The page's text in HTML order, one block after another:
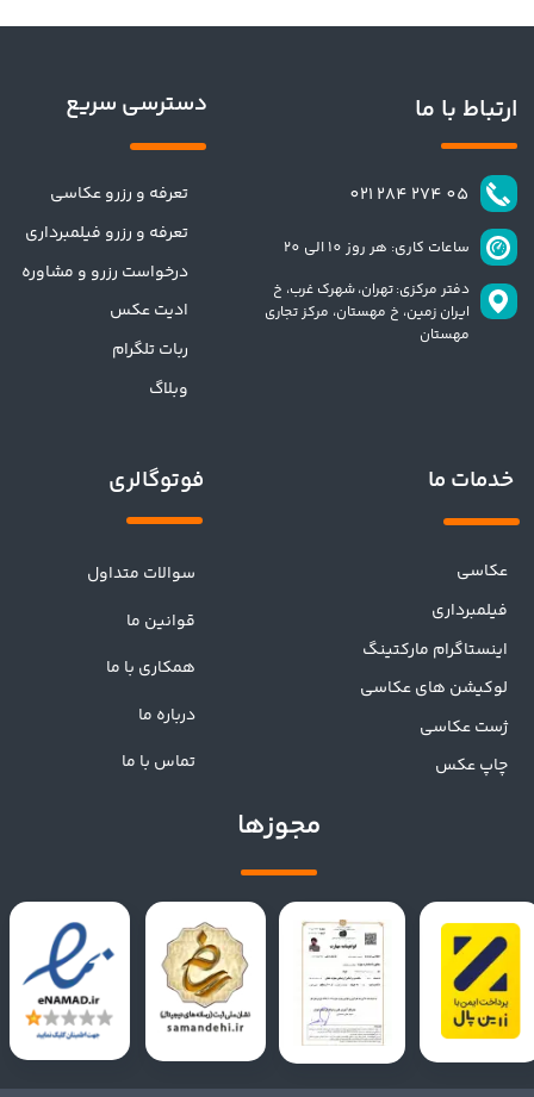
ارتباط با ما
ساعات کاری: هر روز 10 الی 20
​​05 274 284 021​​​​​​​
دفتر مرکزی: تهران،شهرک غرب، خ
ایران زمین، خ مهستان، مرکز تجاری
مهستان
عکاسی
فیلمبرداری
اینستاگرام مارکتینگ
لوکیشن های عکاسی
ژست عکاسی
چاپ عکس
خدمات ما
دسترسی سریع
تعرفه و رزرو عکاسی
تعرفه و رزرو فیلمبرداری
درخواست رزرو و مشاوره
ادیت عکس
ربات تلگرام
وبلاگ
سوالات متداول
قوانین ما
همکاری با ما
درباره ما
تماس با ما
فوتوگالری
مجوزها